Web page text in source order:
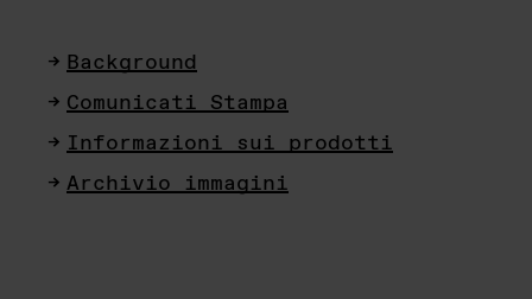
Background
Comunicati Stampa
Informazioni sui prodotti
Archivio immagini